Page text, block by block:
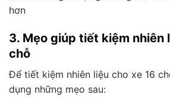
hơn
3. Mẹo giúp tiết kiệm nhiên
chỗ
Để tiết kiệm nhiên liệu cho xe 16
dụng những mẹo sau: